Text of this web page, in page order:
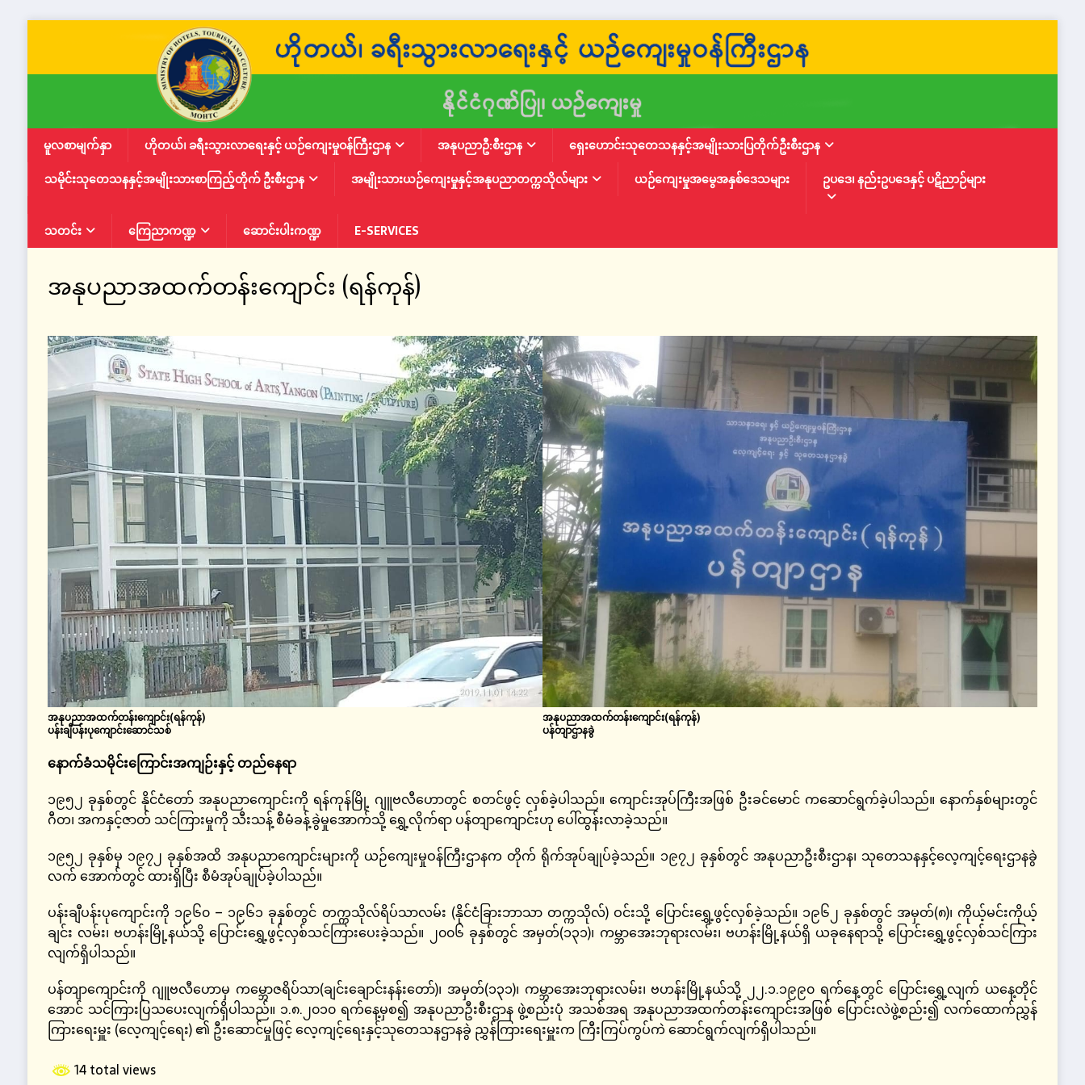
မူလစာမျက်နှာ ဟိုတယ်၊ ခရီးသွားလာရေးနှင့် ယဉ်ကျေးမှုဝန်ကြီးဌာန အနုပညာဦ:စီးဌာန
ရှေးဟောင်းသုတေသနနှင့်အမျိုးသားပြတိုက်ဦးစီးဌာန
သမိုင်းသုတေသနနှင့်အမျိုးသားစာကြည့်တိုက် ဦးစီးဌာန
အမျိုးသားယဉ်ကျေးမှုနှင့်အနုပညာတက္ကသိုလ်များ ယဉ်ကျေးမှုအမွေအနှစ်ဒေသများ ဥပဒေ၊ နည်းဥပဒေနှင့် ပဋိညာဉ်များ
သတင်း ကြေညာကဏ္ဍ ဆောင်းပါးကဏ္ဍ E-SERVICES
အနုပညာအထက်တန်းကျောင်း (ရန်ကုန်)
အနုပညာအထက်တန်းကျောင်း(ရန်ကုန်)
ပန်းချီပန်းပုကျောင်းဆောင်သစ်
အနုပညာအထက်တန်းကျောင်း(ရန်ကုန်)
ပန်တျာဌာနခွဲ
နောက်ခံသမိုင်းကြောင်းအကျဉ်းနှင့် တည်နေရာ
၁၉၅၂ ခုနှစ်တွင် နိုင်ငံတော် အနုပညာကျောင်းကို ရန်ကုန်မြို့ ဂျူဗလီဟောတွင် စတင်ဖွင့် လှစ်ခဲ့ပါသည်။ ကျောင်းအုပ်ကြီးအဖြစ် ဦးခင်မောင် ကဆောင်ရွက်ခဲ့ပါသည်။ နောက်နှစ်များတွင်
ဂီတ၊ အကနှင့်ဇာတ် သင်ကြားမှုကို သီးသန့် စီမံခန့်ခွဲမှုအောက်သို့ ရွှေ့လိုက်ရာ ပန်တျာကျောင်းဟု ပေါ်ထွန်းလာခဲ့သည်။
၁၉၅၂ ခုနှစ်မှ ၁၉၇၂ ခုနှစ်အထိ အနုပညာကျောင်းများကို ယဉ်ကျေးမှုဝန်ကြီးဌာနက တိုက် ရိုက်အုပ်ချုပ်ခဲ့သည်။ ၁၉၇၂ ခုနှစ်တွင် အနုပညာဦးစီးဌာန၊ သုတေသနနှင့်လေ့ကျင့်ရေးဌာနခွဲ
လက် အောက်တွင် ထားရှိပြီး စီမံအုပ်ချုပ်ခဲ့ပါသည်။
ပန်းချီပန်းပုကျောင်းကို ၁၉၆၀ – ၁၉၆၁ ခုနှစ်တွင် တက္ကသိုလ်ရိပ်သာလမ်း (နိုင်ငံခြားဘာသာ တက္ကသိုလ်) ဝင်းသို့ ပြောင်းရွှေ့ဖွင့်လှစ်ခဲ့သည်။ ၁၉၆၂ ခုနှစ်တွင် အမှတ်(၈)၊ ကိုယ့်မင်းကိုယ့်
ချင်း လမ်း၊ ဗဟန်းမြို့နယ်သို့ ပြောင်းရွှေ့ဖွင့်လှစ်သင်ကြားပေးခဲ့သည်။ ၂၀၀၆ ခုနှစ်တွင် အမှတ်(၁၃၁)၊ ကမ္ဘာအေးဘုရားလမ်း၊ ဗဟန်းမြို့နယ်ရှိ ယခုနေရာသို့ ပြောင်းရွှေ့ဖွင့်လှစ်သင်ကြား
လျက်ရှိပါသည်။
ပန်တျာကျောင်းကို ဂျူဗလီဟောမှ ကမ္ဘောဇရိပ်သာ(ချင်းချောင်းနန်းတော်)၊ အမှတ်(၁၃၁)၊ ကမ္ဘာအေးဘုရားလမ်း၊ ဗဟန်းမြို့နယ်သို့ ၂၂.၁.၁၉၉၀ ရက်နေ့တွင် ပြောင်းရွှေ့လျက် ယနေ့တိုင်
အောင် သင်ကြားပြသပေးလျက်ရှိပါသည်။ ၁.၈.၂၀၁၀ ရက်နေ့မှစ၍ အနုပညာဦးစီးဌာန ဖွဲ့စည်းပုံ အသစ်အရ အနုပညာအထက်တန်းကျောင်းအဖြစ် ပြောင်းလဲဖွဲ့စည်း၍ လက်ထောက်ညွှန်
ကြားရေးမှူး (လေ့ကျင့်ရေး) ၏ ဦးဆောင်မှုဖြင့် လေ့ကျင့်ရေးနှင့်သုတေသနဌာနခွဲ ညွှန်ကြားရေးမှူးက ကြီးကြပ်ကွပ်ကဲ ဆောင်ရွက်လျက်ရှိပါသည်။
14 total views